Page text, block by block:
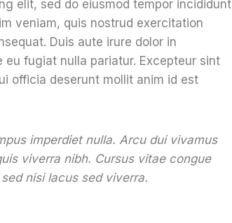
elit, sed do eiusmod tempor incididunt
veniam, quis nostrud exercitation
Duis aute irure dolor in
fugiat nulla pariatur. Excepteur sint
officia deserunt mollit anim id est
imperdiet nulla. Arcu dui vivamus
viverra nibh. Cursus vitae congue
nisi lacus sed viverra.